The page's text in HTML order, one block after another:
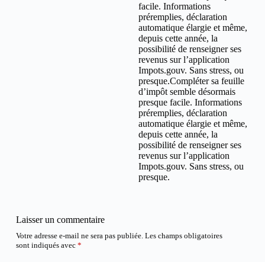
facile. Informations
préremplies, déclaration
automatique élargie et même,
depuis cette année, la
possibilité de renseigner ses
revenus sur l’application
Impots.gouv. Sans stress, ou
presque.Compléter sa feuille
d’impôt semble désormais
presque facile. Informations
préremplies, déclaration
automatique élargie et même,
depuis cette année, la
possibilité de renseigner ses
revenus sur l’application
Impots.gouv. Sans stress, ou
presque.
Laisser un commentaire
Votre adresse e-mail ne sera pas publiée. Les champs obligatoires
sont indiqués avec *